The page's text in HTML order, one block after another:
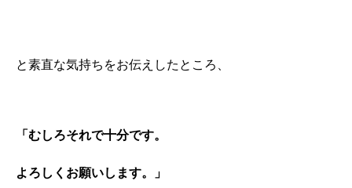
と素直な気持ちをお伝えしたところ、
「むしろそれで十分です。
よろしくお願いします。」